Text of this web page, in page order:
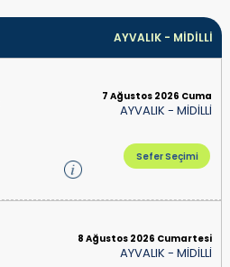
AYVALIK - MİDİLLİ
7 Ağustos 2026 Cuma
AYVALIK -MİDİLLİ
Sefer Seçimi
8 Ağustos 2026 Cumartesi
AYVALIK -MİDİLLİ